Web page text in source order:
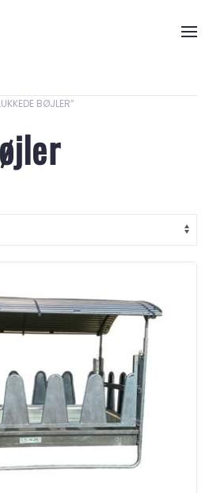
BØJLER”